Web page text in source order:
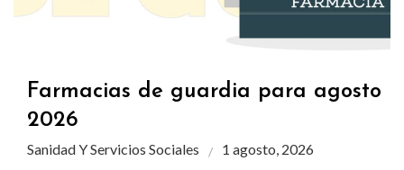
Farmacias de guardia para agosto
2026
Sanidad Y Servicios Sociales 1 agosto, 2026